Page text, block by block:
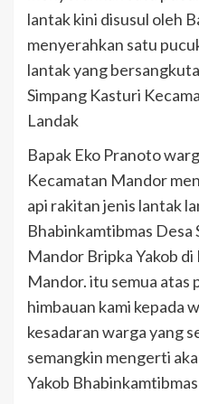
lantak kini disusul oleh
menyerahkan satu
lantak yang
Simpang Kasturi
Landak
Bapak Eko Pranoto
Kecamatan Mandor
api rakitan jenis lantak
Bhabinkamtibmas Desa
Mandor Bripka Yakob
Mandor. itu semua atas
himbauan kami kepada
kesadaran warga yang
semangkin mengerti
Yakob